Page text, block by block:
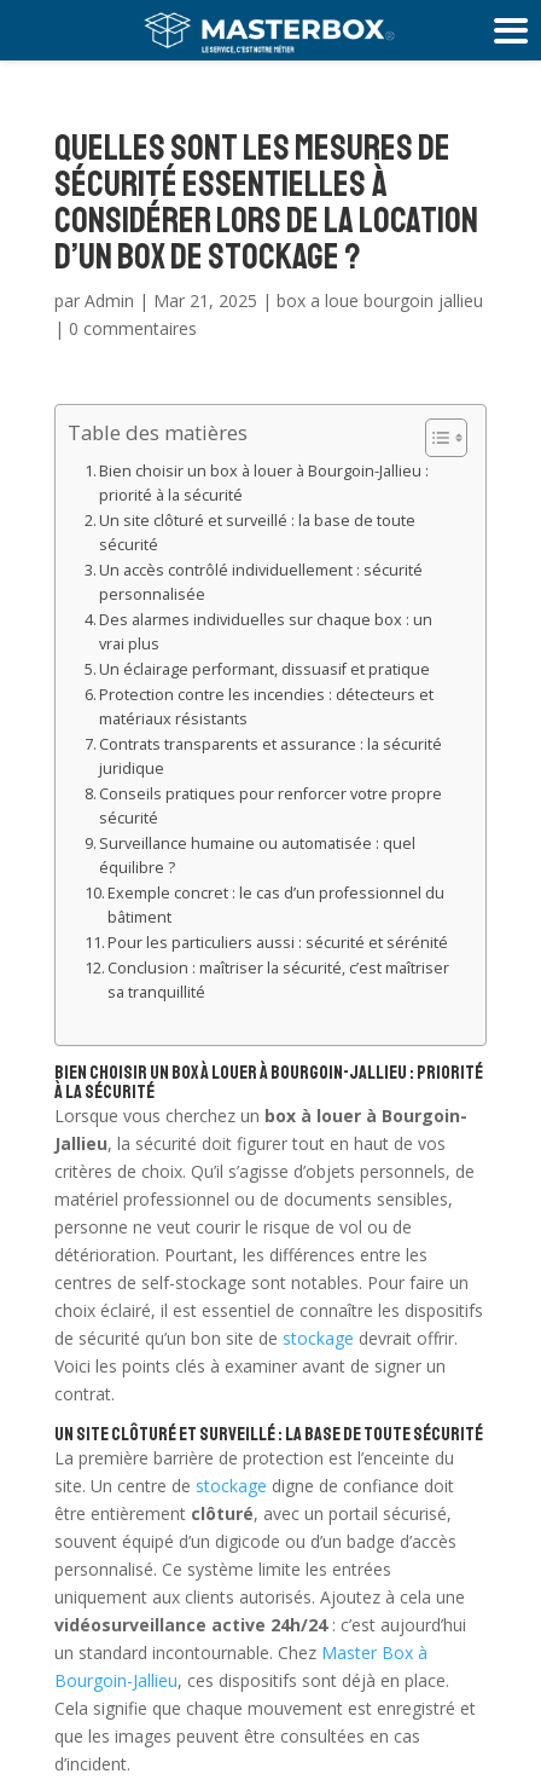
Quelles sont les mesures de
sécurité essentielles à
considérer lors de la location
d’un box de stockage ?
par Admin | Mar 21, 2025 | box a loue bourgoin jallieu
| 0 commentaires
Table des matières
Bien choisir un box à louer à Bourgoin-Jallieu :
priorité à la sécurité
Un site clôturé et surveillé : la base de toute
sécurité
Un accès contrôlé individuellement : sécurité
personnalisée
Des alarmes individuelles sur chaque box : un
vrai plus
Un éclairage performant, dissuasif et pratique
Protection contre les incendies : détecteurs et
matériaux résistants
Contrats transparents et assurance : la sécurité
juridique
Conseils pratiques pour renforcer votre propre
sécurité
Surveillance humaine ou automatisée : quel
équilibre ?
Exemple concret : le cas d’un professionnel du
bâtiment
Pour les particuliers aussi : sécurité et sérénité
Conclusion : maîtriser la sécurité, c’est maîtriser
sa tranquillité
Bien choisir un box à louer à Bourgoin-Jallieu : priorité
à la sécurité
Lorsque vous cherchez un box à louer à Bourgoin-
Jallieu, la sécurité doit figurer tout en haut de vos
critères de choix. Qu’il s’agisse d’objets personnels, de
matériel professionnel ou de documents sensibles,
personne ne veut courir le risque de vol ou de
détérioration. Pourtant, les différences entre les
centres de self-stockage sont notables. Pour faire un
choix éclairé, il est essentiel de connaître les dispositifs
de sécurité qu’un bon site de stockage devrait offrir.
Voici les points clés à examiner avant de signer un
contrat.
Un site clôturé et surveillé : la base de toute sécurité
La première barrière de protection est l’enceinte du
site. Un centre de stockage digne de confiance doit
être entièrement clôturé, avec un portail sécurisé,
souvent équipé d’un digicode ou d’un badge d’accès
personnalisé. Ce système limite les entrées
uniquement aux clients autorisés. Ajoutez à cela une
vidéosurveillance active 24h/24: c’est aujourd’hui
un standard incontournable. Chez Master Box à
Bourgoin-Jallieu, ces dispositifs sont déjà en place.
Cela signifie que chaque mouvement est enregistré et
que les images peuvent être consultées en cas
d’incident.